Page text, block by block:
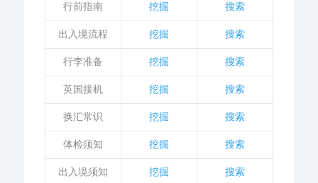
行前指南 挖掘 搜索
出入境流程 挖掘 搜索
行李准备 挖掘 搜索
英国接机 挖掘 搜索
换汇常识 挖掘 搜索
体检须知 挖掘 搜索
出入境须知 挖掘 搜索